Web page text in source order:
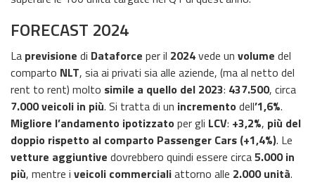
FORECAST 2024
La previsione di Dataforce per il 2024vede un volume del
comparto NLT, sia ai privati sia alle aziende, (ma al netto del
rent to rent) molto simile a quello del 2023: 437.500, circa
7.000 veicoli in più. Si tratta di un incremento dell’1,6%.
Migliore l’andamento ipotizzato per gli LCV: +3,2%, più del
doppio rispetto al comparto Passenger Cars (+1,4%). Le
vetture aggiuntive dovrebbero quindi essere circa5.000 in
più, mentre i veicoli commercialiattorno alle 2.000 unità.